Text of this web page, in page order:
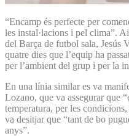
“Encamp és perfecte per
les instal·lacions i pel clima”.
del Barça de futbol sala, Jesús
quatre dies que l’equip ha
per l’ambient del grup i per la
En una línia similar es va
Lozano, que va assegurar que
temperatura, per les
va desitjar que “tant de bo
anys”.